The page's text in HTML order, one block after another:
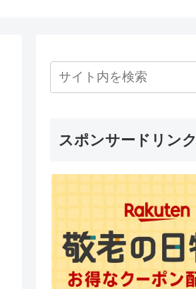
スポンサードリンク